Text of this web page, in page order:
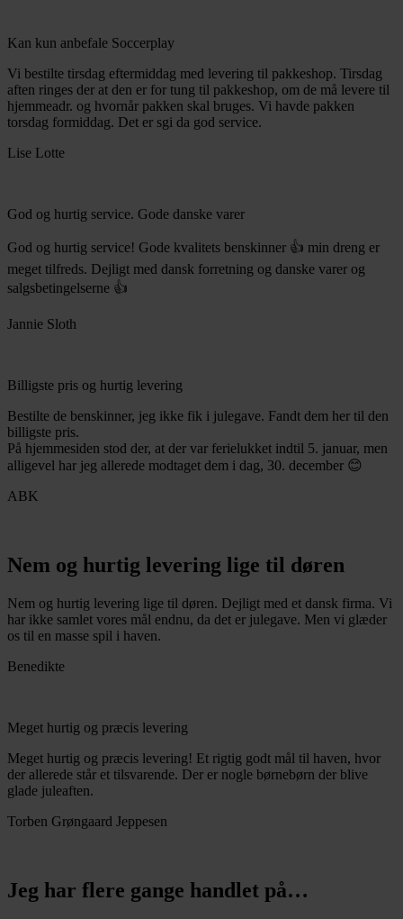
Kan kun anbefale Soccerplay
Vi bestilte tirsdag eftermiddag med levering til pakkeshop. Tirsdag
aften ringes der at den er for tung til pakkeshop, om de må levere til
hjemmeadr. og hvornår pakken skal bruges. Vi havde pakken
torsdag formiddag. Det er sgi da god service.
Lise Lotte
God og hurtig service. Gode danske varer
God og hurtig service! Gode kvalitets benskinner 👍 min dreng er
meget tilfreds. Dejligt med dansk forretning og danske varer og
salgsbetingelserne 👍
Jannie Sloth
Billigste pris og hurtig levering
Bestilte de benskinner, jeg ikke fik i julegave. Fandt dem her til den
billigste pris.
På hjemmesiden stod der, at der var ferielukket indtil 5. januar, men
alligevel har jeg allerede modtaget dem i dag, 30. december 😊
ABK
Nem og hurtig levering lige til døren
Nem og hurtig levering lige til døren. Dejligt med et dansk firma. Vi
har ikke samlet vores mål endnu, da det er julegave. Men vi glæder
os til en masse spil i haven.
Benedikte
Meget hurtig og præcis levering
Meget hurtig og præcis levering! Et rigtig godt mål til haven, hvor
der allerede står et tilsvarende. Der er nogle børnebørn der blive
glade juleaften.
Torben Grøngaard Jeppesen
Jeg har flere gange handlet på…